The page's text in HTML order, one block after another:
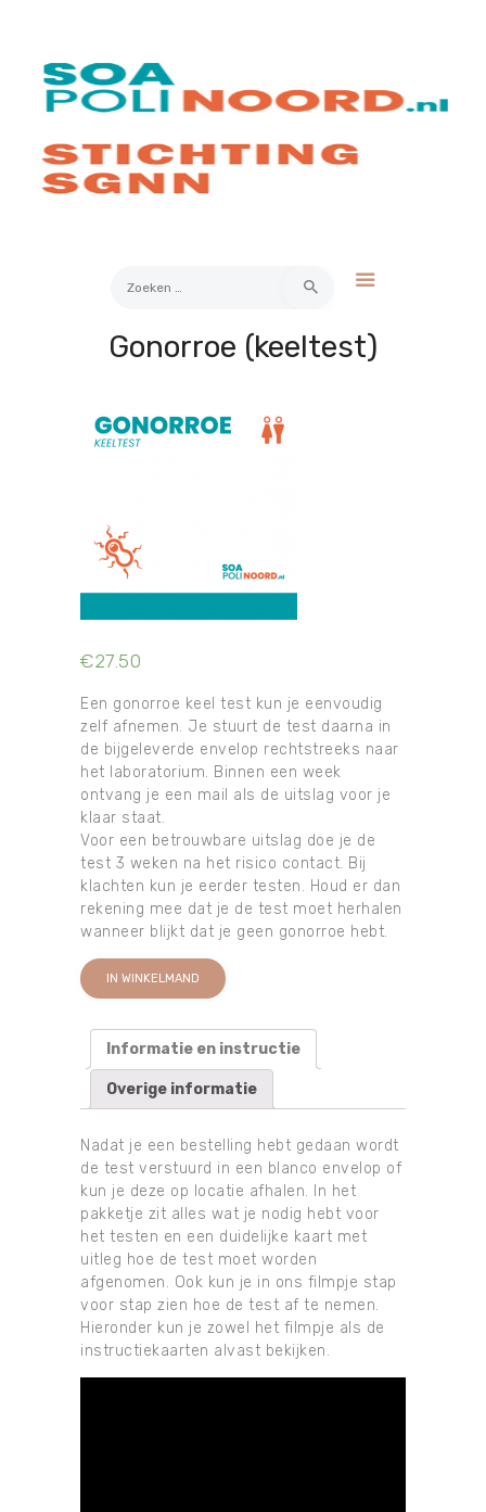
naar:
Gonorroe (keeltest)
Over soa
Bestellen
Kosten
€27.50
Een gonorroe keel test kun je eenvoudig
zelf afnemen. Je stuurt de test daarna in
de bijgeleverde envelop rechtstreeks naar
het laboratorium. Binnen een week
ontvang je een mail als de uitslag voor je
klaar staat.
Voor een betrouwbare uitslag doe je de
test 3 weken na het risico contact. Bij
klachten kun je eerder testen. Houd er dan
rekening mee dat je de test moet herhalen
wanneer blijkt dat je geen gonorroe hebt.
IN WINKELMAND
Informatie en instructie
Overige informatie
Nadat je een bestelling hebt gedaan wordt
de test verstuurd in een blanco envelop of
kun je deze op locatie afhalen. In het
pakketje zit alles wat je nodig hebt voor
het testen en een duidelijke kaart met
uitleg hoe de test moet worden
afgenomen. Ook kun je in ons filmpje stap
voor stap zien hoe de test af te nemen.
Hieronder kun je zowel het filmpje als de
instructiekaarten alvast bekijken.